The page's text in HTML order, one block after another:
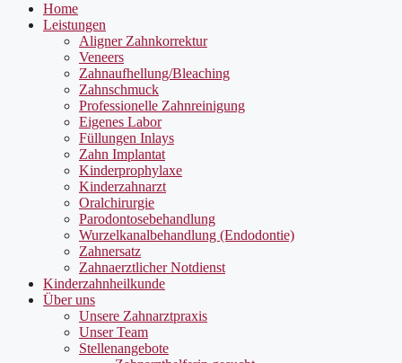
Home
Leistungen
Aligner Zahnkorrektur
Veneers
Zahnaufhellung/Bleaching
Zahnschmuck
Professionelle Zahnreinigung
Eigenes Labor
Füllungen Inlays
Zahn Implantat
Kinderprophylaxe
Kinderzahnarzt
Oralchirurgie
Parodontosebehandlung
Wurzelkanalbehandlung (Endodontie)
Zahnersatz
Zahnaerztlicher Notdienst
Kinderzahnheilkunde
Über uns
Unsere Zahnarztpraxis
Unser Team
Stellenangebote